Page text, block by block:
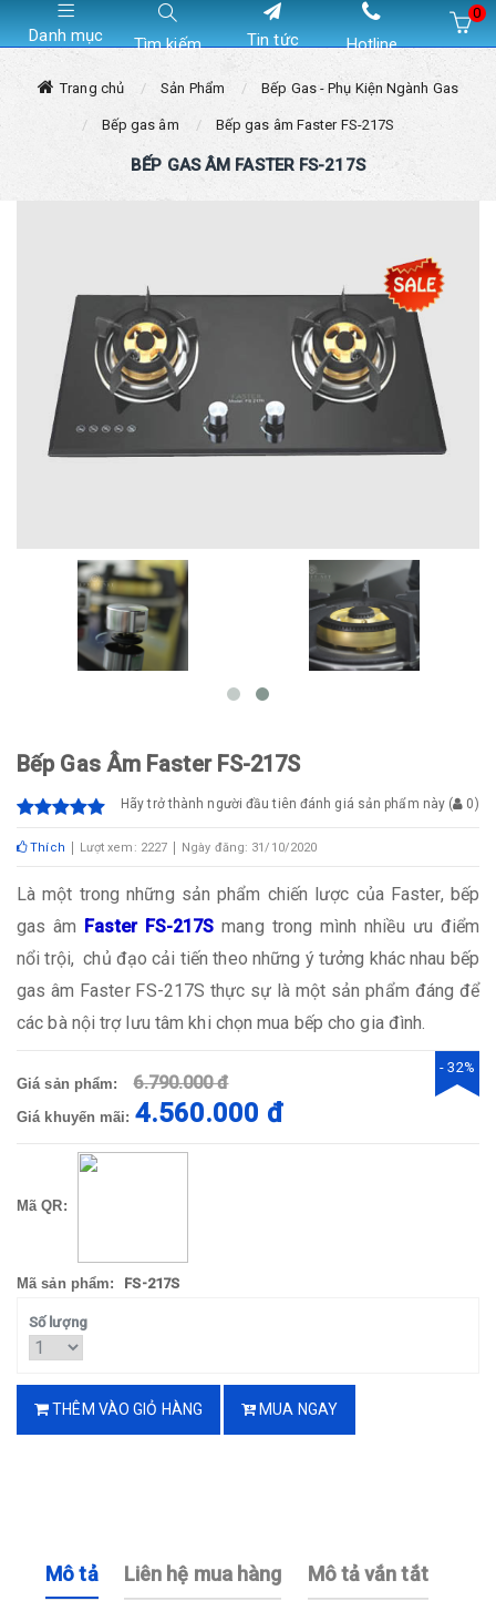
Danh mục Tìm kiếm Tin tức Hotline
0
Trang chủ Sản Phẩm Bếp Gas - Phụ Kiện Ngành Gas
Bếp gas âm Bếp gas âm Faster FS-217S
BẾP GAS ÂM FASTER FS-217S
Bếp Gas Âm Faster FS-217S
Hãy trở thành người đầu tiên đánh giá sản phẩm này ( 0)
Thích Lượt xem: 2227 Ngày đăng: 31/10/2020
Là một trong những sản phẩm chiến lược của Faster, bếp
gas âm Faster FS-217S mang trong mình nhiều ưu điểm
nổi trội, chủ đạo cải tiến theo những ý tưởng khác nhau bếp
gas âm Faster FS-217S thực sự là một sản phẩm đáng để
các bà nội trợ lưu tâm khi chọn mua bếp cho gia đình.
Giá sản phẩm: 6.790.000 đ
Giá khuyến mãi: 4.560.000 đ
- 32%
Mã QR:
Mã sản phẩm: FS-217S
Số lượng
THÊM VÀO GIỎ HÀNG MUA NGAY
Mô tả Liên hệ mua hàng Mô tả vắn tắt